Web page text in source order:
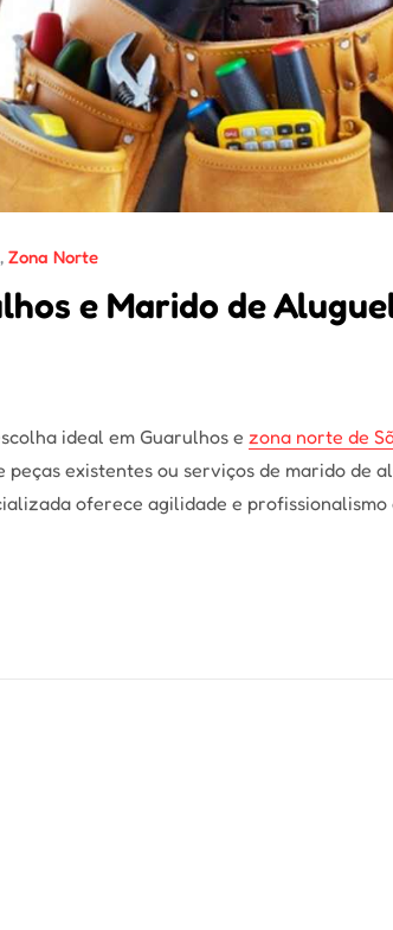
, Zona Norte
e Marido de
ideal em Guarulhos e zona norte de
peças existentes ou serviços de marido de
oferece agilidade e profissionalismo